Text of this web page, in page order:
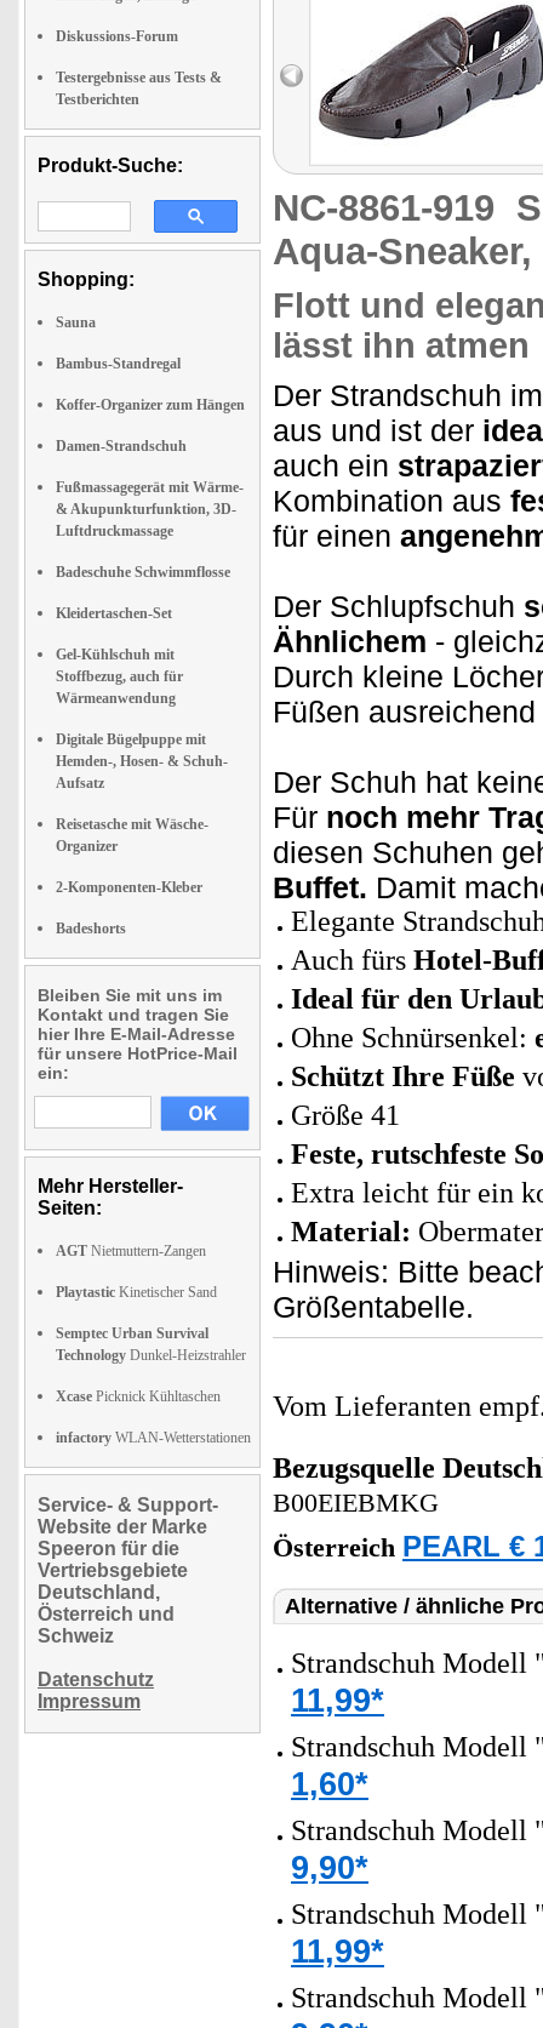
Diskussions-Forum
Testergebnisse aus Tests &
Testberichten
Produkt-Suche:
Shopping:
Sauna
Bambus-Standregal
Koffer-Organizer zum Hängen
Damen-Strandschuh
Fußmassagegerät mit Wärme-
& Akupunkturfunktion, 3D-
Luftdruckmassage
Badeschuhe Schwimmflosse
Kleidertaschen-Set
Gel-Kühlschuh mit
Stoffbezug, auch für
Wärmeanwendung
Digitale Bügelpuppe mit
Hemden-, Hosen- & Schuh-
Aufsatz
Reisetasche mit Wäsche-
Organizer
2-Komponenten-Kleber
Badeshorts
Bleiben Sie mit uns im
Kontakt und tragen Sie
hier Ihre E-Mail-Adresse
für unsere HotPrice-Mail
ein:
Mehr Hersteller-
Seiten:
AGT Nietmuttern-Zangen
Playtastic Kinetischer Sand
Semptec Urban Survival
Technology Dunkel-Heizstrahler
Xcase Picknick Kühltaschen
infactory WLAN-Wetterstationen
Service- & Support-
Website der Marke
Speeron für die
Vertriebsgebiete
Deutschland,
Österreich und
Schweiz
Datenschutz
Impressum
NC-8861-919
Aqua-
Flott und
lässt ihn atmen
Der Strandschuh
aus und ist der
auch ein
Kombination aus
für einen
Der Schlupfschuh
Ähnlichem -
Durch kleine
Füßen ausreichend
Der Schuh hat
Für noch mehr
diesen Schuhen
Buffet. Damit
Elegante
Auch fürs Hotel-
Ideal für den
Ohne Schnürsenkel:
Schützt Ihre Füße
Größe 41
Feste, rutschfeste
Extra leicht für ein
Material:
Hinweis: Bitte
Größentabelle.
Vom Lieferanten
Bezugsquelle
B00EIEBMKG
Österreich PEARL €
Alternative / ähnliche
Strandschuh Modell
11,99*
Strandschuh Modell
1,60*
Strandschuh Modell
9,90*
Strandschuh Modell
11,99*
Strandschuh Modell